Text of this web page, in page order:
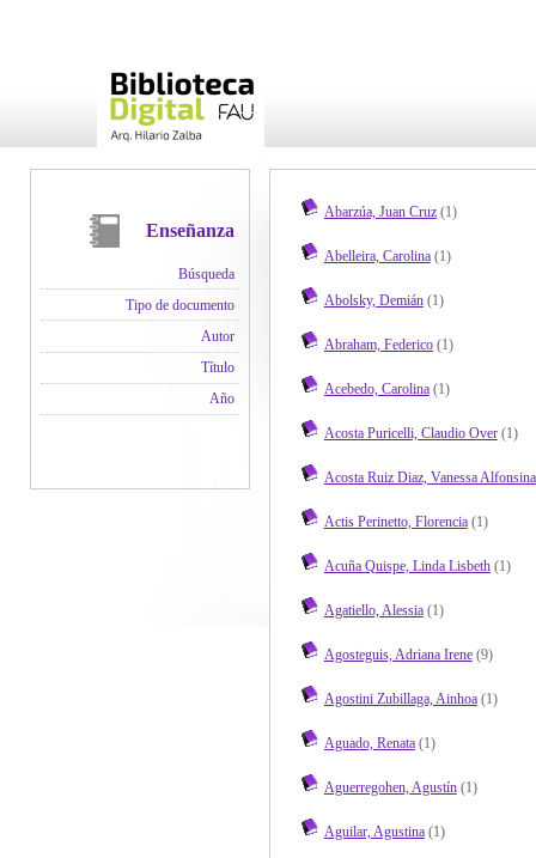
Enseñanza
Búsqueda
Tipo de documento
Autor
Título
Año
Abarzúa, Juan Cruz(1)
Abelleira, Carolina(1)
Abolsky, Demián(1)
Abraham, Federico(1)
Acebedo, Carolina(1)
Acosta Puricelli, Claudio Over(1)
Acosta Ruiz Diaz, Vanessa Alfonsina
Actis Perinetto, Florencia(1)
Acuña Quispe, Linda Lisbeth(1)
Agatiello, Alessia(1)
Agosteguis, Adriana Irene(9)
Agostini Zubillaga, Ainhoa(1)
Aguado, Renata(1)
Aguerregohen, Agustín(1)
Aguilar, Agustina(1)